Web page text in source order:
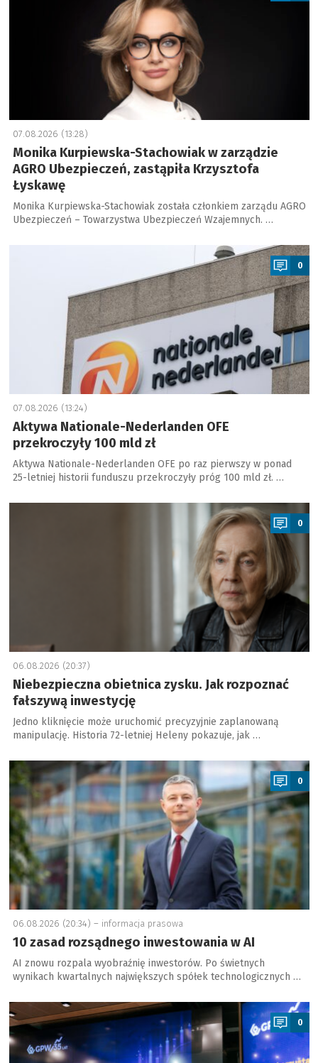
07.08.2026 (13:28)
Monika Kurpiewska-Stachowiak w zarządzie
AGRO Ubezpieczeń, zastąpiła Krzysztofa
Łyskawę
Monika Kurpiewska-Stachowiak została członkiem zarządu AGRO
Ubezpieczeń – Towarzystwa Ubezpieczeń Wzajemnych. …
0
07.08.2026 (13:24)
Aktywa Nationale-Nederlanden OFE
przekroczyły 100 mld zł
Aktywa Nationale-Nederlanden OFE po raz pierwszy w ponad
25-letniej historii funduszu przekroczyły próg 100 mld zł. …
a
0
06.08.2026 (20:37)
Niebezpieczna obietnica zysku. Jak rozpoznać
fałszywą inwestycję
Jedno kliknięcie może uruchomić precyzyjnie zaplanowaną
manipulację. Historia 72-letniej Heleny pokazuje, jak …
a
0
06.08.2026 (20:34) – informacja prasowa
10 zasad rozsądnego inwestowania w AI
AI znowu rozpala wyobraźnię inwestorów. Po świetnych
wynikach kwartalnych największych spółek technologicznych …
a
0